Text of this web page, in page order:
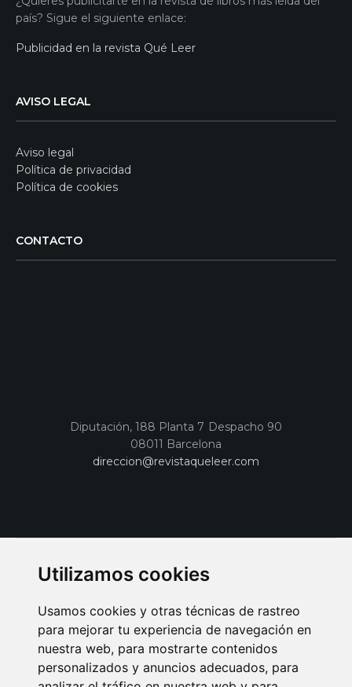
Utilizamos cookies
Usamos cookies y otras técnicas de rastreo
para mejorar tu experiencia de navegación en
nuestra web, para mostrarte contenidos
personalizados y anuncios adecuados, para
país? Sigue el siguiente enlace:
Publicidad en la revista Qué Leer
AVISO LEGAL
Aviso legal
Política de privacidad
Política de cookies
CONTACTO
Diputación, 188 Planta 7 Despacho 90
08011 Barcelona
direccion@revistaqueleer.com